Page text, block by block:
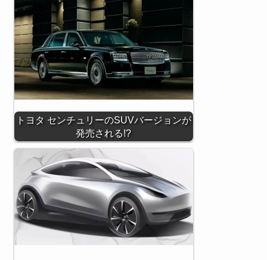
トヨタ センチュリーのSUVバージョンが
発売される!?